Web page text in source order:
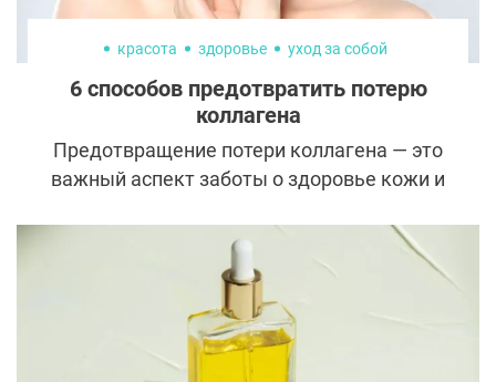
красота здоровье уход за собой
6 способов предотвратить потерю
коллагена
Предотвращение потери коллагена — это
важный аспект заботы о здоровье кожи и
старения.